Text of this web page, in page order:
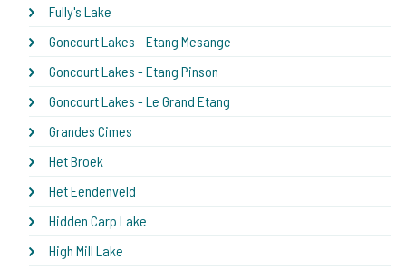
Fully's Lake
Goncourt Lakes - Etang Mesange
Goncourt Lakes - Etang Pinson
Goncourt Lakes - Le Grand Etang
Grandes Cimes
Het Broek
Het Eendenveld
Hidden Carp Lake
High Mill Lake